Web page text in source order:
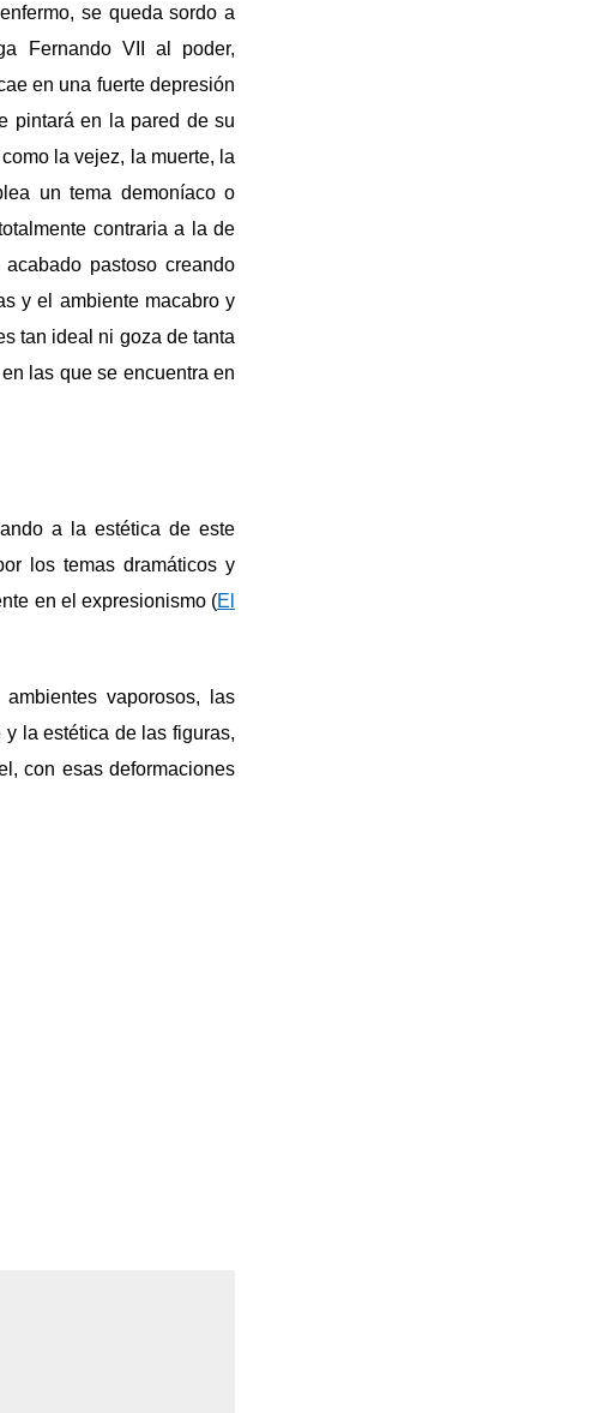
se queda sordo a
Fernando VII al poder,
en una fuerte depresión
pintará en la pared de su
la vejez, la muerte, la
un tema demoníaco o
contraria a la de
pastoso creando
y el ambiente macabro y
tan ideal ni goza de tanta
las que se encuentra en
a la estética de este
los temas dramáticos y
en el expresionismo (El
vaporosos, las
la estética de las figuras,
con esas deformaciones